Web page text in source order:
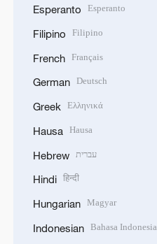
Esperanto Esperanto
Filipino Filipino
French Français
German Deutsch
Greek Ελληνικά
Hausa Hausa
Hebrew עברית
Hindi हिन्दी
Hungarian Magyar
Indonesian Bahasa Indonesia